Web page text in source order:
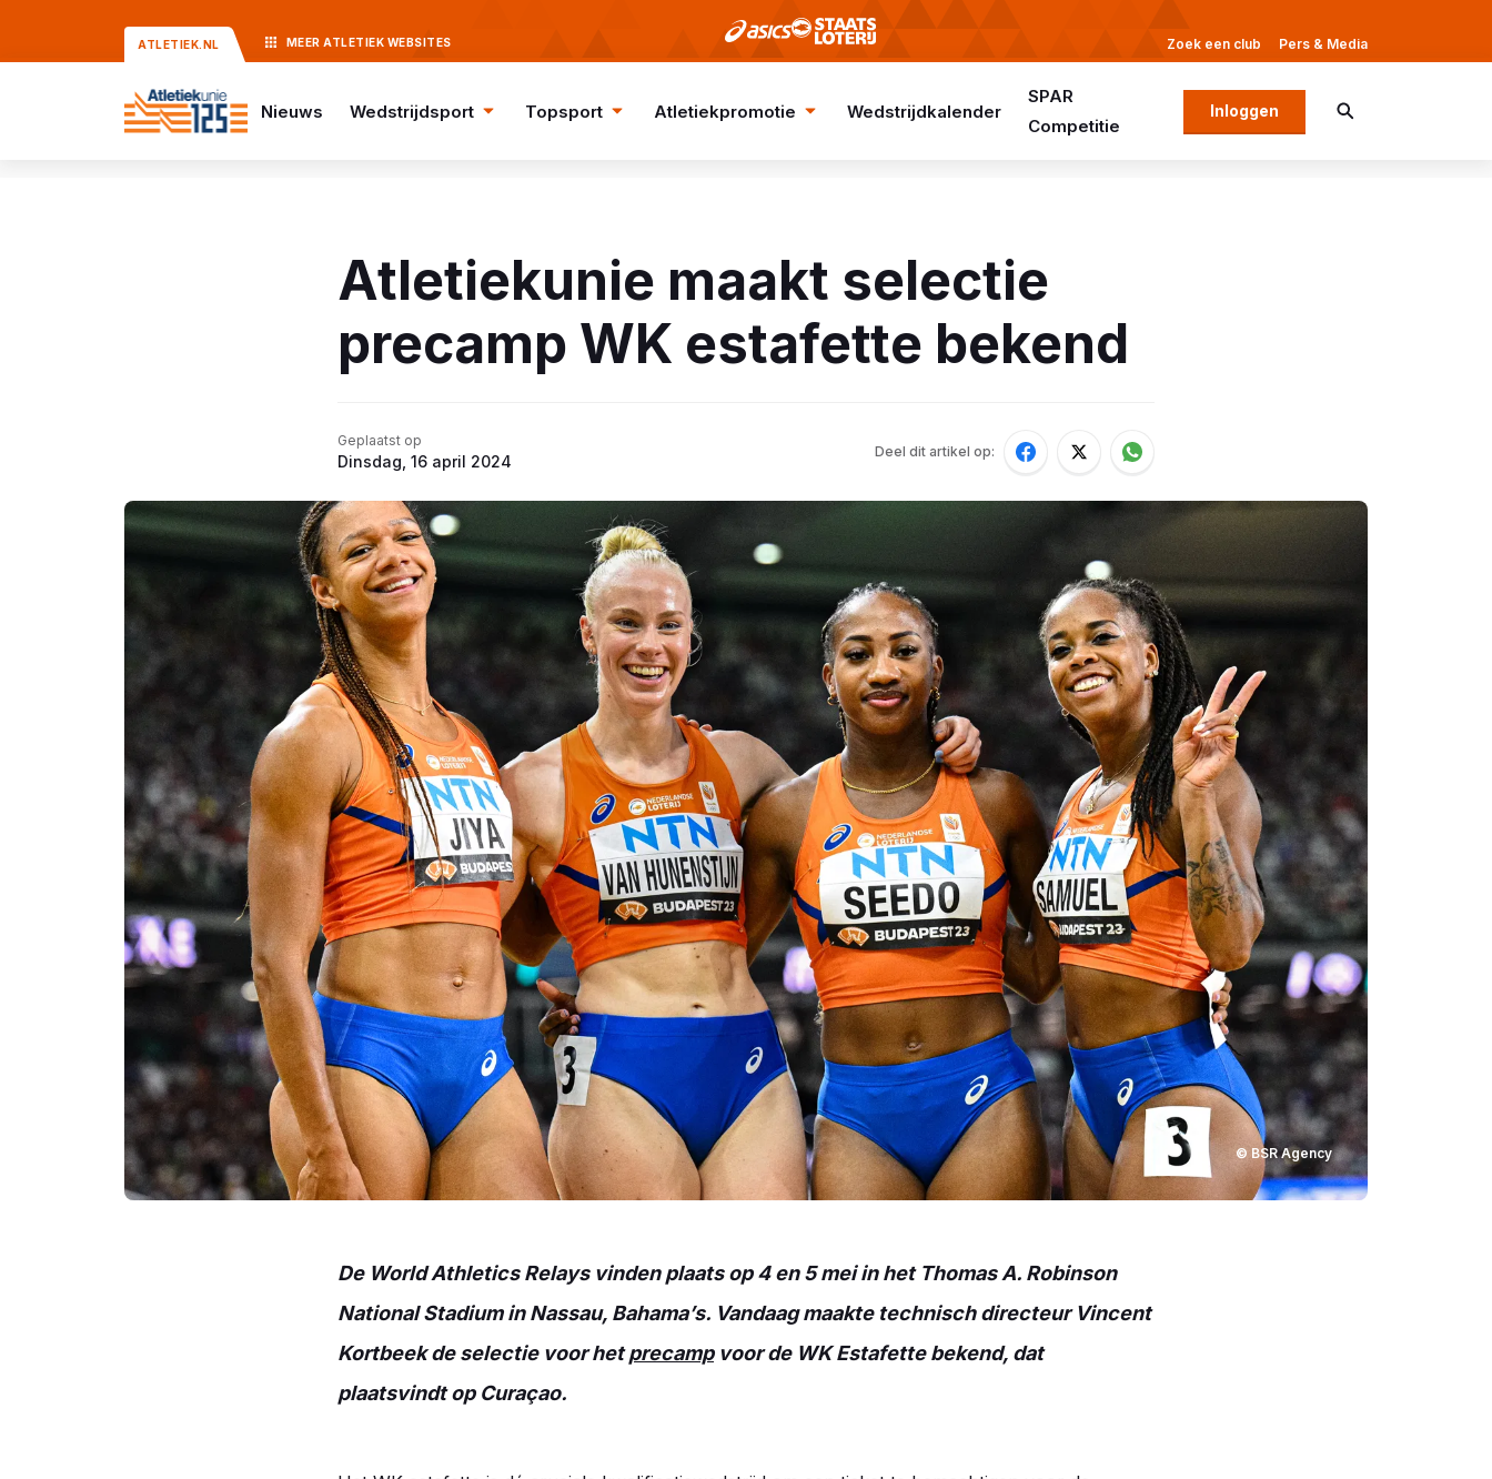
ATLETIEK.NL MEER ATLETIEK WEBSITES Zoek een club Pers & Media
Nieuws Wedstrijdsport Topsport Atletiekpromotie Wedstrijdkalender
SPAR
Competitie
Inloggen
Atletiekunie maakt selectie
precamp WK estafette bekend
Geplaatst op
Dinsdag, 16 april 2024
Deel dit artikel op:
© BSR Agency
De World Athletics Relays vinden plaats op 4 en 5 mei in het Thomas A. Robinson
National Stadium in Nassau, Bahama’s. Vandaag maakte technisch directeur Vincent
Kortbeek de selectie voor hetprecampvoor de WK Estafette bekend, dat
plaatsvindt op Curaçao.